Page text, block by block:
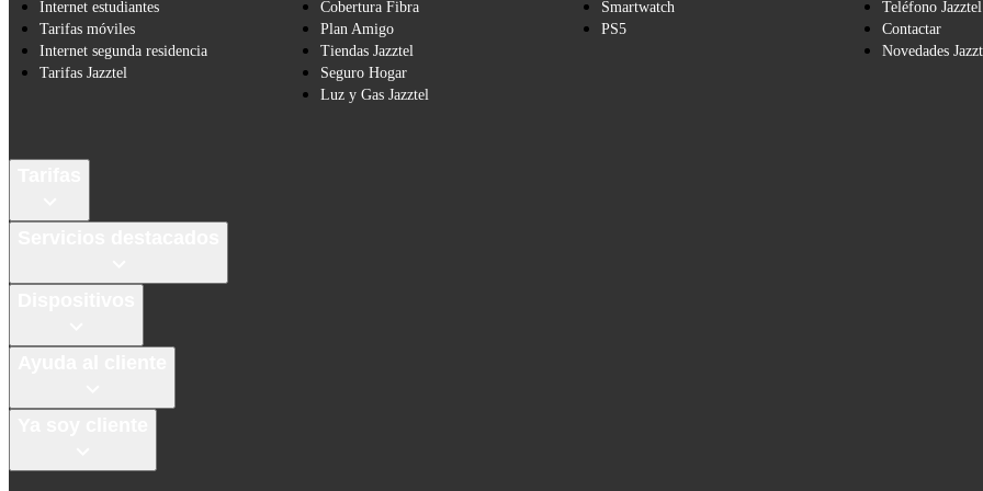
Internet estudiantes
Tarifas móviles
Internet segunda residencia
Tarifas Jazztel
Cobertura Fibra
Plan Amigo
Tiendas Jazztel
Seguro Hogar
Luz y Gas Jazztel
Smartwatch
PS5
Teléfono Jazztel
Contactar
Novedades